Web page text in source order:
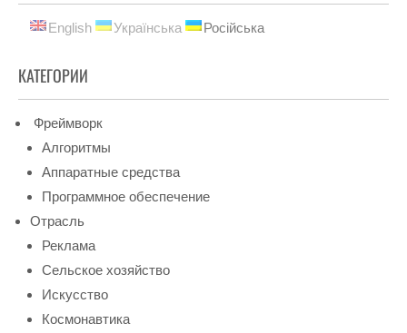
English Українська Російська
КАТЕГОРИИ
Фреймворк
Алгоритмы
Аппаратные средства
Программное обеспечение
Отрасль
Реклама
Сельское хозяйство
Искусство
Космонавтика